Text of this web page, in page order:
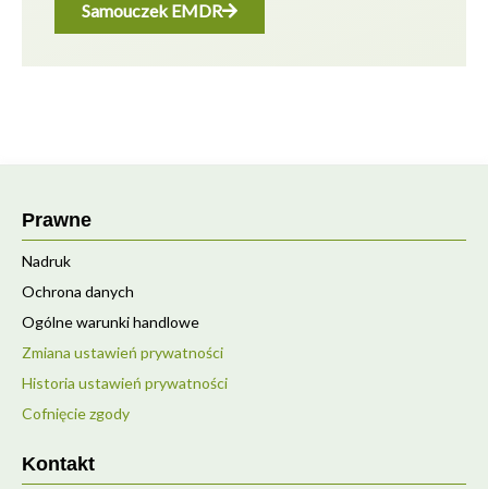
Samouczek EMDR
Prawne
Nadruk
Ochrona danych
Ogólne warunki handlowe
Zmiana ustawień prywatności
Historia ustawień prywatności
Cofnięcie zgody
Kontakt